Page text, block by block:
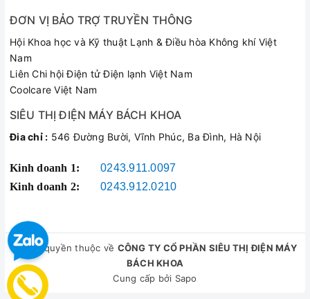
ĐƠN VỊ BẢO TRỢ TRUYỀN THÔNG
Hội Khoa học và Kỹ thuật Lạnh & Điều hòa Không khí Việt
Nam
Liên Chi hội Điện tử Điện lạnh Việt Nam
Coolcare Việt Nam
SIÊU THỊ ĐIỆN MÁY BÁCH KHOA
Đia chỉ : 546 Đường Bười, Vĩnh Phúc, Ba Đình, Hà Nội
Kinh doanh 1:
0243.911.0097
Kinh doanh 2:
0243.912.0210
© Bản quyền thuộc về CÔNG TY CỔ PHẦN SIÊU THỊ ĐIỆN MÁY
BÁCH KHOA
Cung cấp bởi Sapo